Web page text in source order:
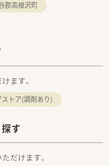
れますが、年収550万円
です。
。
れるなど、福利厚生面も
トします。
郡高根沢町
ます。
ストア(調剤あり)
す
だけます。